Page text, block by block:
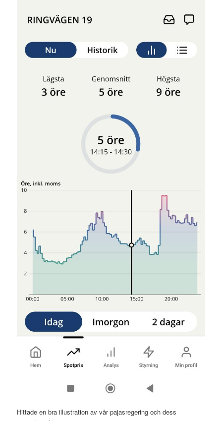
Hittade en bra illustration av vår pajasregering och dess